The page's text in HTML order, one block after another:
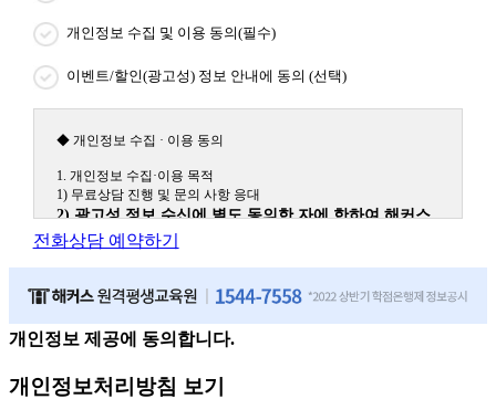
개인정보 수집 및 이용 동의(필수)
이벤트/할인(광고성) 정보 안내에 동의 (선택)
◆ 개인정보 수집 · 이용 동의
1. 개인정보 수집·이용 목적
1) 무료상담 진행 및 문의 사항 응대
2) 광고성 정보 수신에 별도 동의한 자에 한하여 해커스
원격평생교육원을 비롯한 해커스 교육그룹의 새로운 서
(해커스교육그룹: 해커스인강, 해커스프랩, 해커스톡, 해커스중국
원, 해커스경찰, 해커스소방, 해커스공인중개사, 해커스주택관리
사, 해커스편입 등)
2. 개인정보 수집·이용 항목: 이름, 휴대폰번호
전화상담 예약하기
개인정보 제공에 동의합니다.
개인정보처리방침 보기